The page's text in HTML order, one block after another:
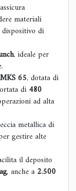
materiali
dispositivo di
, ideale per
65, dotata di
di 480
ad alta
metallica di
gestire alte
il deposito
, anche a 2.500